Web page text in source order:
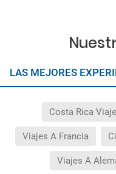
LAS MEJORES
Costa Rica
Viajes A Francia
Viajes A